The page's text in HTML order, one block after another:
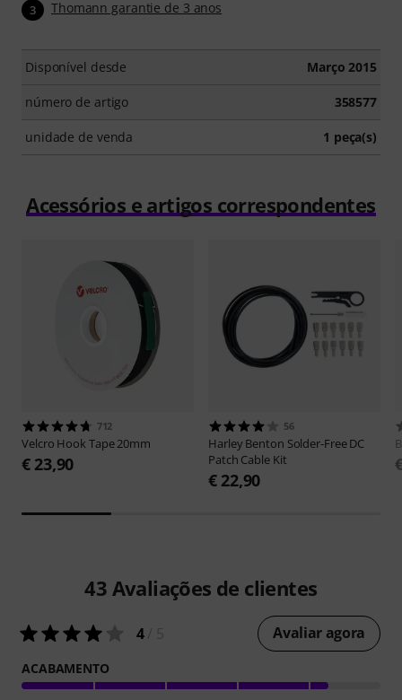
3 Thomann garantie de 3 anos
Disponível desde Março 2015
número de artigo 358577
unidade de venda 1 peça(s)
Acessórios e artigos correspondentes
712
Velcro Hook Tape 20mm
€ 23,90
56
Harley Benton Solder-Free DC
Patch Cable Kit
€ 22,90
43 Avaliações de clientes
4/ 5 Avaliar agora
ACABAMENTO